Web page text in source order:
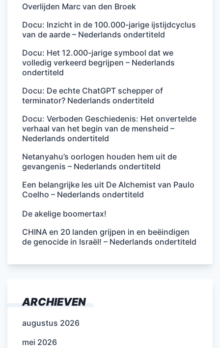
Overlijden Marc van den Broek
Docu: Inzicht in de 100.000-jarige ijstijdcyclus
van de aarde – Nederlands ondertiteld
Docu: Het 12.000-jarige symbool dat we
volledig verkeerd begrijpen – Nederlands
ondertiteld
Docu: De echte ChatGPT schepper of
terminator? Nederlands ondertiteld
Docu: Verboden Geschiedenis: Het onvertelde
verhaal van het begin van de mensheid –
Nederlands ondertiteld
Netanyahu’s oorlogen houden hem uit de
gevangenis – Nederlands ondertiteld
Een belangrijke les uit De Alchemist van Paulo
Coelho – Nederlands ondertiteld
De akelige boomertax!
CHINA en 20 landen grijpen in en beëindigen
de genocide in Israël! – Nederlands ondertiteld
ARCHIEVEN
augustus 2026
mei 2026